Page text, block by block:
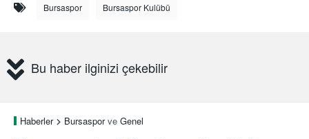
Bursaspor Bursaspor Kulübü
Bu haber ilginizi çekebilir
Haberler Bursasporve Genel